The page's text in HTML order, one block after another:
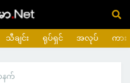
သီချင်း ရုပ်ရှင် အလုပ် ကား
နက်